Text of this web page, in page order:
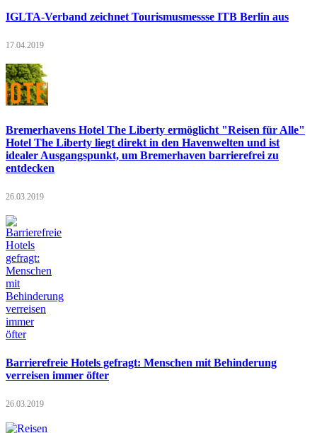
IGLTA-Verband zeichnet Tourismusmessse ITB Berlin aus
17.04.2019
Bremerhavens Hotel The Liberty ermöglicht "Reisen für Alle"
Hotel The Liberty liegt direkt in den Havenwelten und ist
idealer Ausgangspunkt, um Bremerhaven barrierefrei zu
entdecken
26.03.2019
Barrierefreie Hotels gefragt: Menschen mit Behinderung
verreisen immer öfter
26.03.2019